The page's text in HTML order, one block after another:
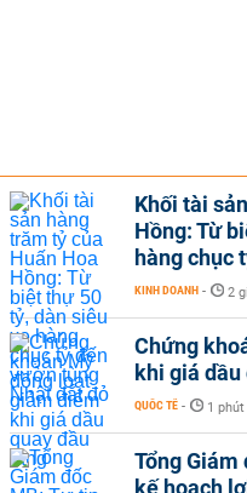
Khối tài
Hồng: Từ
hàng chục
KINH DOANH - 2
Chứng
khi giá
QUỐC TẾ - 1
Tổng Giám
kế hoạch